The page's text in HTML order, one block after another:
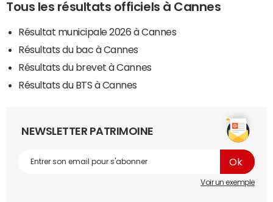
Tous les résultats officiels à Cannes
Résultat municipale 2026 à Cannes
Résultats du bac à Cannes
Résultats du brevet à Cannes
Résultats du BTS à Cannes
NEWSLETTER PATRIMOINE
Voir un exemple